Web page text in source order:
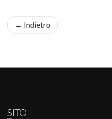
← Indietro
SITO